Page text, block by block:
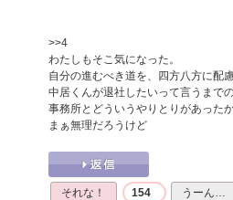
>>4
わたしもそこ気になった。
自分の進むべき道を、四方八方に配
中居くんが退社したいって言うまでの
事務所とどういうやりとりがあった
まぁ無理だろうけど
それな！ 154 うーん…